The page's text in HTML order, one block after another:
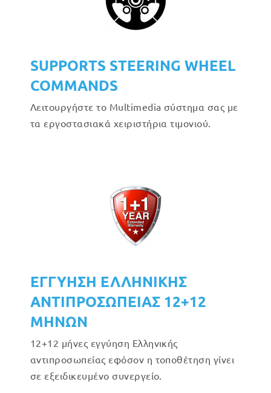
SUPPORTS STEERING WHEEL
COMMANDS
Λειτουργήστε το Multimedia σύστημα σας με
τα εργοστασιακά χειριστήρια τιμονιού.
ΕΓΓΥΗΣΗ ΕΛΛΗΝΙΚΗΣ
ΑΝΤΙΠΡΟΣΩΠΕΙΑΣ 12+12
ΜΗΝΩΝ
12+12 μήνες εγγύηση Ελληνικής
αντιπροσωπείας εφόσον η τοποθέτηση γίνει
σε εξειδικευμένο συνεργείο.